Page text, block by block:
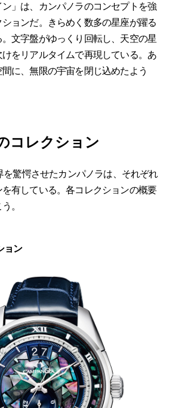
」は、カンパノラのコンセプトを強
ションだ。きらめく数多の星座が躍る
文字盤がゆっくり回転し、天空の星
をリアルタイムで再現している。あ
に、無限の宇宙を閉じ込めたよう
コレクション
を驚愕させたカンパノラは、それぞれ
有している。各コレクションの概要
。
ョン